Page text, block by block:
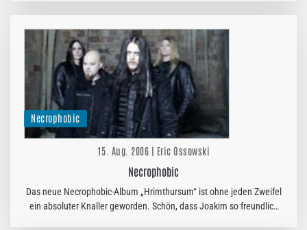
Necrophobic
15. Aug. 2006 | Eric Ossowski
Necrophobic
Das neue Necrophobic-Album „Hrimthursum“ ist ohne jeden Zweifel
ein absoluter Knaller geworden. Schön, dass Joakim so freundlich